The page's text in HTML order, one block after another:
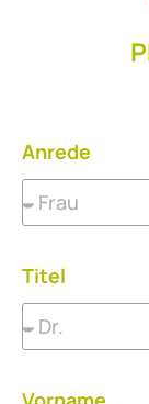
Anrede
Titel